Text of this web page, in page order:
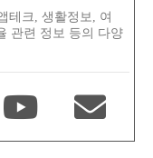
테크, 생활정보, 여
관련 정보 등의 다양